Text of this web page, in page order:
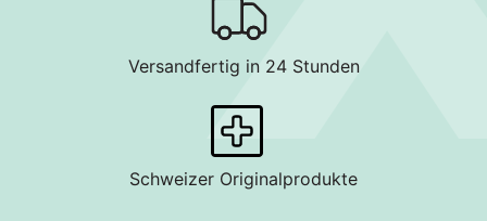
Versandfertig in 24 Stunden
Schweizer Originalprodukte